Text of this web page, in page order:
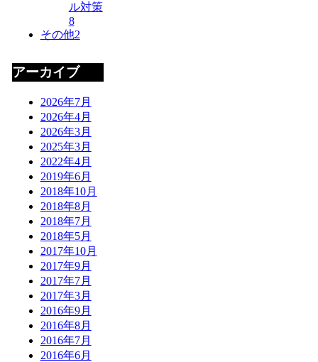
ル対策
8
その他2
アーカイブ
2026年7月
2026年4月
2026年3月
2025年3月
2022年4月
2019年6月
2018年10月
2018年8月
2018年7月
2018年5月
2017年10月
2017年9月
2017年7月
2017年3月
2016年9月
2016年8月
2016年7月
2016年6月